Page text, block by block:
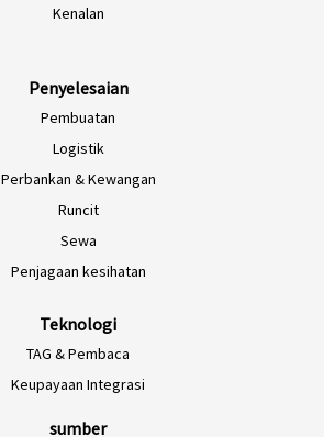
Kenalan
Penyelesaian
Pembuatan
Logistik
Perbankan & Kewangan
Runcit
Sewa
Penjagaan kesihatan
Teknologi
TAG & Pembaca
Keupayaan Integrasi
sumber